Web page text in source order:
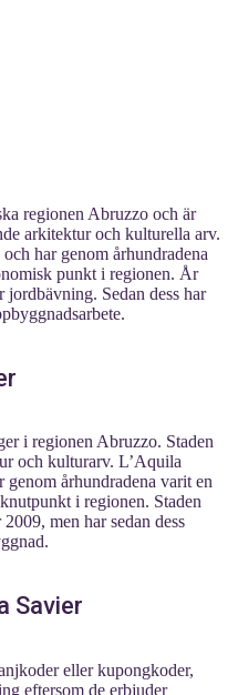
regionen Abruzzo och är
arkitektur och kulturella arv.
har genom århundradena
punkt i regionen. År
jordbävning. Sedan dess har
i regionen Abruzzo. Staden
och kulturarv. L’Aquila
genom århundradena varit en
i regionen. Staden
men har sedan dess
Savier
eller kupongkoder,
eftersom de erbjuder